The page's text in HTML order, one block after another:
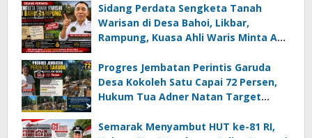
Sidang Perdata Sengketa Tanah
Warisan di Desa Bahoi, Likbar,
Rampung, Kuasa Ahli Waris Minta APH
Korupsi Dandes
Progres Jembatan Perintis Garuda
Desa Kokoleh Satu Capai 72 Persen,
Hukum Tua Adner Natan Target
Semarak Menyambut HUT ke-81 RI,